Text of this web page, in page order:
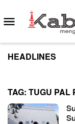
to
content
Mobile
Menu
HEADLINES
TAG: TUGU PAL